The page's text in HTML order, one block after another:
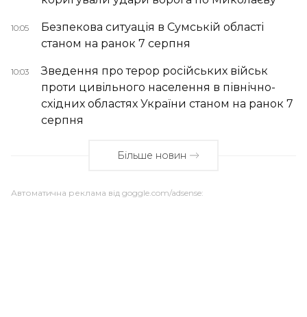
10:05
Безпекова ситуація в Сумській області
станом на ранок 7 серпня
10:03
Зведення про терор російських військ
проти цивільного населення в північно-
східних областях України станом на ранок 7
серпня
Більше новин
Автоматична реклама від goggle.com/adsense: